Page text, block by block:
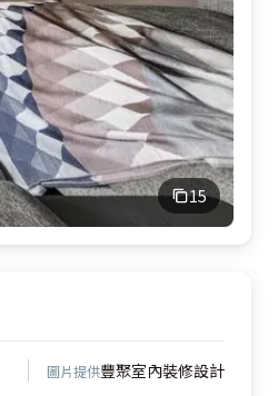
15
圖片提供豐聚室內裝修設計